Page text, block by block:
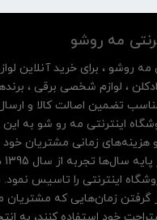
مه‌ رو‌شو
مه‌ رو‌شو ، برای خرید آنلاین
، لوازم شخصی برقی ،
تضمین اصالت کالا و ارسال
اینترنتی مه رو شو به
هزینه‌های زمانی مشتریان خود
اینترنتی را تاسیس نمود.
گرفتن زمان‌هایی که مشتریان